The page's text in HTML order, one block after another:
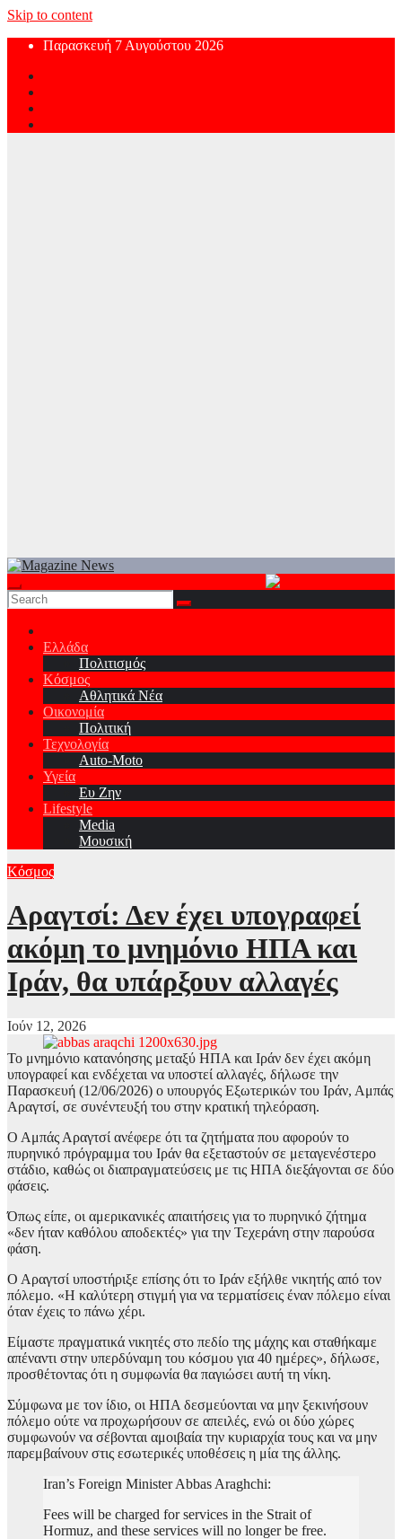
Skip to content
Παρασκευή 7 Αυγούστου 2026
Ελλάδα
Πολιτισμός
Κόσμος
Αθλητικά Νέα
Οικονομία
Πολιτική
Τεχνολογία
Auto-Moto
Υγεία
Ευ Ζην
Lifestyle
Media
Μουσική
Κόσμος
Αραγτσί: Δεν έχει υπογραφεί
ακόμη το μνημόνιο ΗΠΑ και
Ιράν, θα υπάρξουν αλλαγές
Ιούν 12, 2026
Το μνημόνιο κατανόησης μεταξύ ΗΠΑ και Ιράν δεν έχει ακόμη
υπογραφεί και ενδέχεται να υποστεί αλλαγές, δήλωσε την
Παρασκευή (12/06/2026) ο υπουργός Εξωτερικών του Ιράν, Αμπάς
Αραγτσί, σε συνέντευξή του στην κρατική τηλεόραση.
Ο Αμπάς Αραγτσί ανέφερε ότι τα ζητήματα που αφορούν το
πυρηνικό πρόγραμμα του Ιράν θα εξεταστούν σε μεταγενέστερο
στάδιο, καθώς οι διαπραγματεύσεις με τις ΗΠΑ διεξάγονται σε δύο
φάσεις.
Όπως είπε, οι αμερικανικές απαιτήσεις για το πυρηνικό ζήτημα
«δεν ήταν καθόλου αποδεκτές» για την Τεχεράνη στην παρούσα
φάση.
Ο Αραγτσί υποστήριξε επίσης ότι το Ιράν εξήλθε νικητής από τον
πόλεμο. «Η καλύτερη στιγμή για να τερματίσεις έναν πόλεμο είναι
όταν έχεις το πάνω χέρι.
Είμαστε πραγματικά νικητές στο πεδίο της μάχης και σταθήκαμε
απέναντι στην υπερδύναμη του κόσμου για 40 ημέρες», δήλωσε,
προσθέτοντας ότι η συμφωνία θα παγιώσει αυτή τη νίκη.
Σύμφωνα με τον ίδιο, οι ΗΠΑ δεσμεύονται να μην ξεκινήσουν
πόλεμο ούτε να προχωρήσουν σε απειλές, ενώ οι δύο χώρες
συμφωνούν να σέβονται αμοιβαία την κυριαρχία τους και να μην
παρεμβαίνουν στις εσωτερικές υποθέσεις η μία της άλλης.
Iran’s Foreign Minister Abbas Araghchi:
Fees will be charged for services in the Strait of
Hormuz, and these services will no longer be free.